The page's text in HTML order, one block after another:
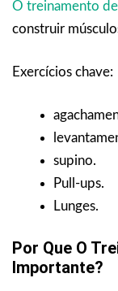
O treinamento de
construir
Exercícios chave:
supino.
Pull-ups.
Lunges.
Por Que O
Importante?